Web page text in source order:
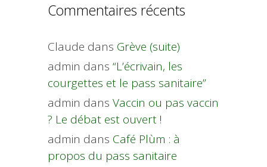
Commentaires récents
Claude dans Grève (suite)
admin dans “L’écrivain, les
courgettes et le pass sanitaire”
admin dans Vaccin ou pas vaccin
? Le débat est ouvert !
admin dans Café Plùm : à
propos du pass sanitaire